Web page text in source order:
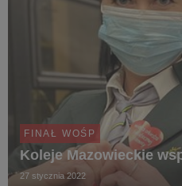
FINAŁ WOŚP
Koleje Mazowieckie
27 stycznia 2022